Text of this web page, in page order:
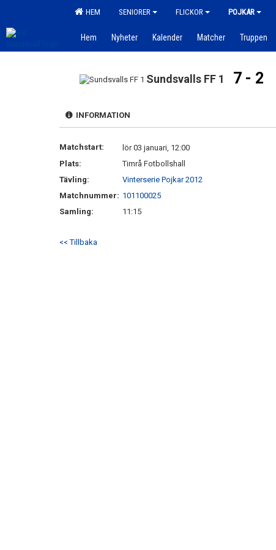
HEM SENIORER FLICKOR POJKAR
Hem Nyheter Kalender Matcher Truppen
Sundsvalls FF 1 7 - 2
INFORMATION
Matchstart:
lör 03 januari, 12:00
Plats:
Timrå Fotbollshall
Tävling:
Vinterserie Pojkar 2012
Matchnummer: 101100025
Samling:
11:15
<< Tillbaka